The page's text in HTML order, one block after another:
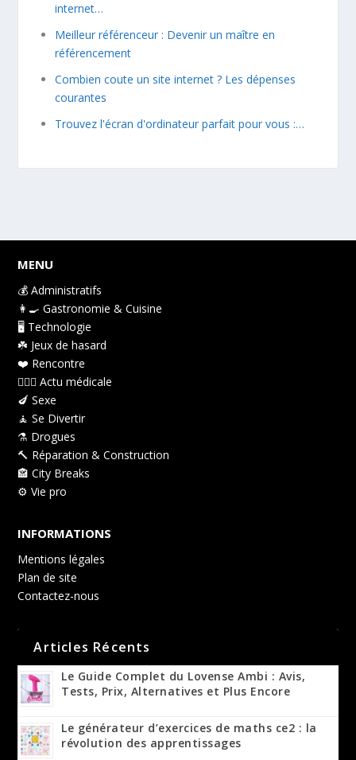
internet…
Meilleur référenceur : Devenir un maître en
référencement
Combien coute un site internet ? Les dépenses
courantes
Trouvez l'écran d'ordinateur parfait pour vous :…
MENU
💰 Administratifs
👩‍🍳 Gastronomie & Cuisine
🖥️ Technologie
☘️ Jeux de hasard
❤️️ Rencontre
👩🏻‍⚕️ Actu médicale
🍆 Sexe
🧘 Se Divertir
⚗️ Drogues
🔨 Réparation & Construction
🏤 City Breaks
⚙️ Vie pro
INFORMATIONS
Mentions légales
Plan de site
Contactez-nous
Articles Récents
Le Guide Complet du Lovense Ambi : Avis,
Tests, Prix, Alternatives et Plus Encore
Le générateur d’exercices de maths ce2 : la
révolution des apprentissages